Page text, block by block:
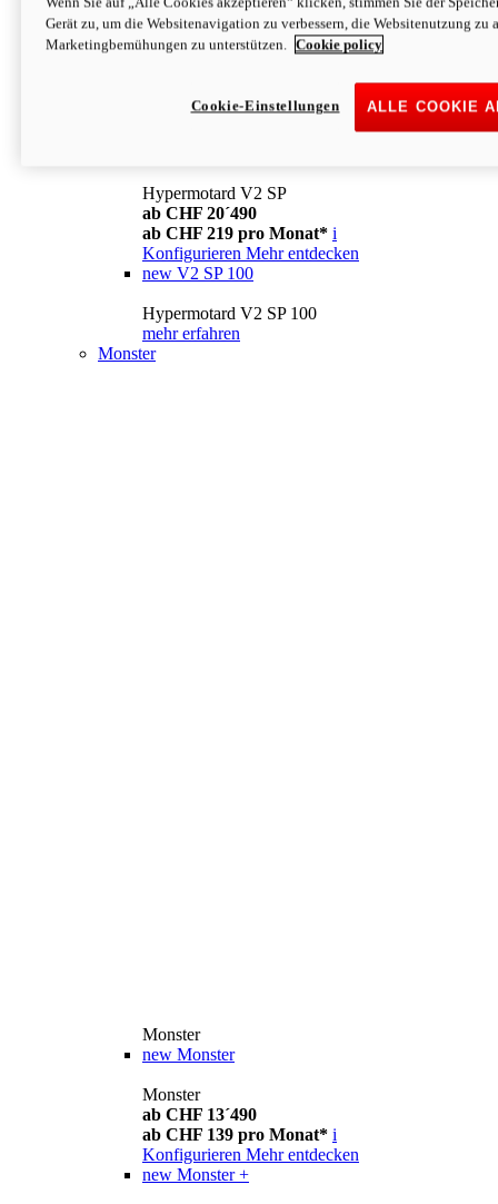
Konfigurieren Mehr entdecken
newV2
ab CHF 169 pro Monat* i
Mehr entdecken
Hypermotard V2 SP
ab CHF 20´490
ab CHF 219 pro Monat* i
Konfigurieren Mehr entdecken
new V2 SP 100
Hypermotard V2 SP 100
mehr erfahren
Monster
Monster
new Monster
Monster
ab CHF 13´490
ab CHF 139 pro Monat* i
Konfigurieren Mehr entdecken
new Monster +
Gerät zu, um die Websitenavigation zu verbessern, die Websitenutzung zu
Marketingbemühungen zu unterstützen.
Cookie policy
ALLE COOKIE
Cookie-Einstellungen